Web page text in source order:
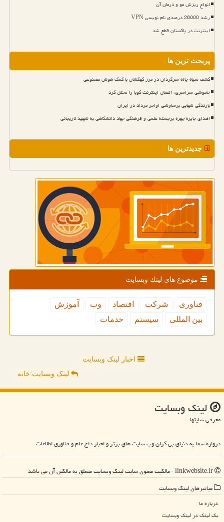
انواع ریزش مو و درمان آن
رشد 26000 درصدی نام نویسی VPN
اینترنت در پاکستان قطع شد
پربحث ترین ها
کشف سیاه چاله سرگردان در مرز کهکشان با کمک هوش مصنوعی
خاموشی سراسری، اتصال اینترنت کوبا را مختل کرد
بارندگی شهابی برساوشی اواخر مرداد در ایران
اهدای جایزه چهره برجسته علمی و فرهنگی جهاد دانشگاهی به شهید لاریجانی
جدیدترین ها
موضوع های لینك وبسایت
فناوری شركت اقتصاد وب
آموزش
بین المللی
سیستم خدمات
اخبار لینک وبسایت
لینک وبسایت:خانه
لینك وبسایت
معرفی سایتها
دروازه شما به دنیای بی کران وب سایت های برتر و اخبار داغ علم و فناوری اطلاعات
میانبرهای لینك وبسایت
درباره ما
بک لینک در لینك وبسایت